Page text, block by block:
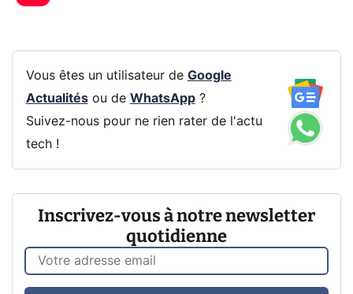
Vous êtes un utilisateur de Google
Actualitésou de WhatsApp?
Suivez-nous pour ne rien rater de l'actu
tech !
Inscrivez-vous à notre newsletter
quotidienne